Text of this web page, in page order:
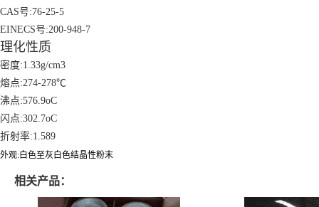
CAS号:76-25-5
EINECS号:200-948-7
理化性质
密度:1.33g/cm3
熔点:274-278℃
沸点:576.9oC
闪点:302.7oC
折射率:1.589
外观:白色至灰白色结晶性粉末
相关产品：